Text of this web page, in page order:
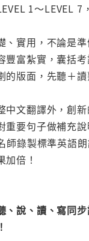
1～LEVEL
、實用，不論是
豐富紮實，囊括
的版面，先聽＋
中文翻譯外，創
重要句子做補充
師錄製標準英語
倍！
、說、讀、寫同